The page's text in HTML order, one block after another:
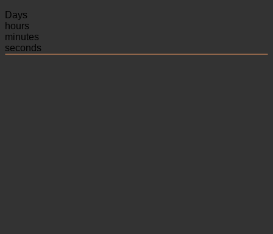
Days
hours
minutes
seconds